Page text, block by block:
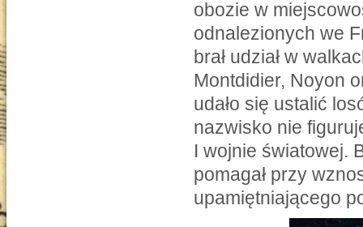
obozie w
odnalezionych we
brał udział w
Montdidier, Noyon
udało się ustalić
nazwisko nie
I wojnie światowej.
pomagał przy
upamiętniającego